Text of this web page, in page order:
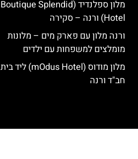
מלון ספלנדיד (Boutique Splendid
Hotel) ורנה – סקירה
ורנה מלון עם פארק מים – מלונות
מומלצים למשפחות עם ילדים
מלון מודוס (mOdus Hotel) ליד בית
חב"ד ורנה